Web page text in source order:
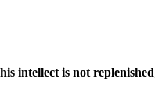
intellect is not